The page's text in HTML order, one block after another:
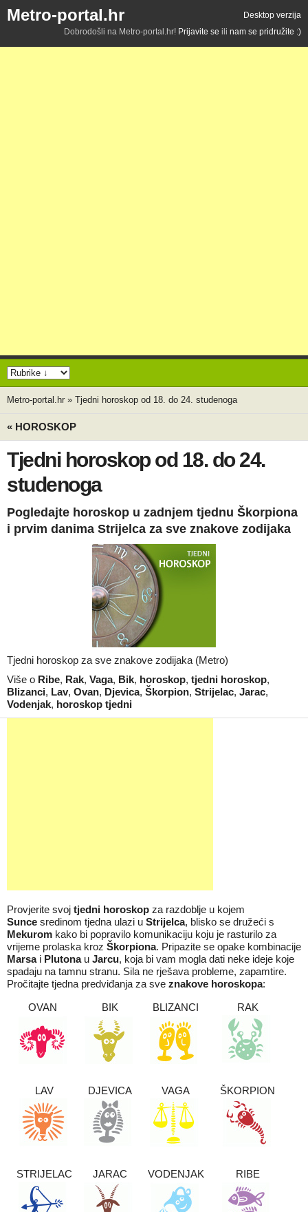
Metro-portal.hr
Desktop verzija
Dobrodošli na Metro-portal.hr! Prijavite se ili nam se pridružite :)
Metro-portal.hr » Tjedni horoskop od 18. do 24. studenoga
« HOROSKOP
Tjedni horoskop od 18. do 24.
studenoga
Pogledajte horoskop u zadnjem tjednu Škorpiona
i prvim danima Strijelca za sve znakove zodijaka
Tjedni horoskop za sve znakove zodijaka (Metro)
Više o Ribe, Rak, Vaga, Bik, horoskop, tjedni horoskop,
Blizanci, Lav, Ovan, Djevica, Škorpion, Strijelac, Jarac,
Vodenjak, horoskop tjedni
Provjerite svoj tjedni horoskop za razdoblje u kojem
Sunce sredinom tjedna ulazi u Strijelca, blisko se družeći s
Mekurom kako bi popravilo komunikaciju koju je rasturilo za
vrijeme prolaska kroz Škorpiona. Pripazite se opake kombinacije
Marsa i Plutonau Jarcu, koja bi vam mogla dati neke ideje koje
spadaju na tamnu stranu. Sila ne rješava probleme, zapamtire.
Pročitajte tjedna predviđanja za sve znakove horoskopa:
OVAN
BIK BLIZANCI RAK
LAV DJEVICA VAGA ŠKORPION
STRIJELAC JARAC VODENJAK RIBE